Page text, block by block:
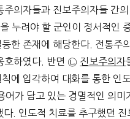
의자들과 진보주의자들 간
누려야 할 군인이 정서적인
한 존재에 해당한다. 전통주
호하였다. 반면 ㉡ 진보주의자
에 입각하여 대화를 통한 인
가 담고 있는 경멸적인 의
. 인도적 치료를 추구했던